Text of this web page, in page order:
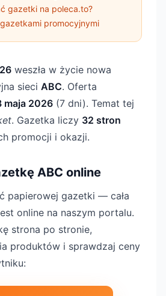
gazetki na poleca.to?
promocyjnymi
weszła w życie nowa
sieci ABC. Oferta
maja 2026 (7 dni). Temat tej
. Gazetka liczy 32 stron
promocji i okazji.
ABC online
papierowej gazetki — cała
online na naszym portalu.
strona po stronie,
produktów i sprawdzaj ceny